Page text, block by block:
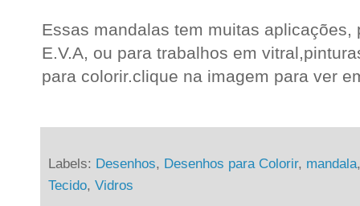
Essas mandalas tem muitas
E.V.A, ou para trabalhos em
para colorir.clique na imagem para ver
Labels: Desenhos, Desenhos para Colorir, mandala
Tecido, Vidros